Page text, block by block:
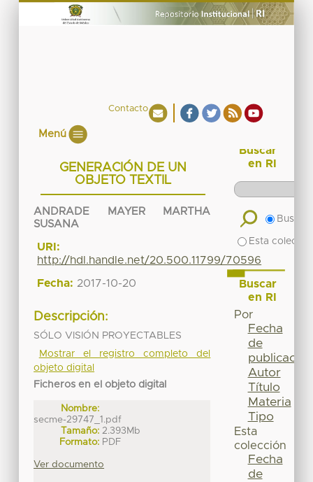
Contacto
Menú
GENERACIÓN DE UN
OBJETO TEXTIL
ANDRADE MAYER MARTHA
SUSANA
URI:
http://hdl.handle.net/20.500.11799/70596
Fecha: 2017-10-20
Descripción:
SÓLO VISIÓN PROYECTABLES
Mostrar el registro completo del
objeto digital
Ficheros en el objeto digital
Nombre:
secme-29747_1.pdf
Tamaño: 2.393Mb
Formato: PDF
Ver documento
Buscar
en RI
Buscar
Esta
Buscar
en RI
Por
Fecha
de
publicación
Autor
Título
Materia
Tipo
Esta
colección
Fecha
de